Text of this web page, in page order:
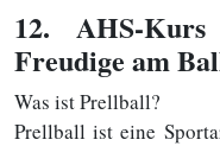
12. AHS-
Freudige am
Was ist Prellball?
Prellball ist eine